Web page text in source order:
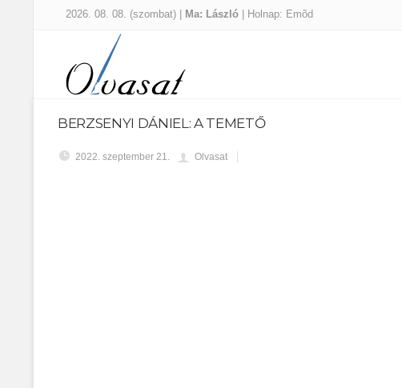
2026. 08. 08. (szombat) | Ma: László | Holnap: Emõd
BERZSENYI DÁNIEL: A TEMETŐ
2022. szeptember 21. Olvasat